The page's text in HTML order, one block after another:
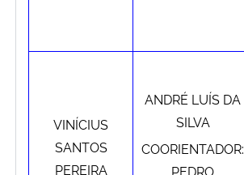
VINÍCIUS
SANTOS
PEREIRA
ANDRÉ LUÍS DA
SILVA
COORIENTADOR:
PEDRO